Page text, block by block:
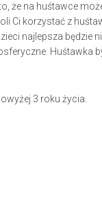
że na huśtawce
Ci korzystać z
najlepsza będzie
Huśtawka
3 roku życia.